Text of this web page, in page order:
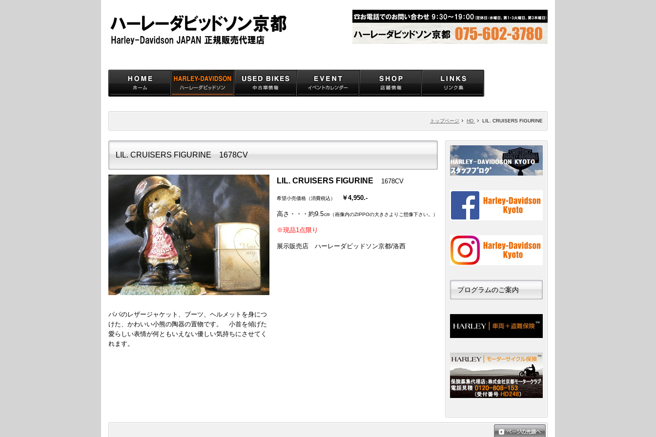
トップページ HD LIL. CRUISERS FIGURINE
LIL. CRUISERS FIGURINE 1678CV
LIL. CRUISERS FIGURINE 1678CV
希望小売価格（消費税込） ￥4,950.-
高さ・・・約9.5㎝ （画像内のZIPPOの大きさよりご想像下さい。）
※現品1点限り
展示販売店 ハーレーダビッドソン京都/洛西
パパのレザージャケット、ブーツ、ヘルメットを身につ
けた、かわいい小熊の陶器の置物です。 小首を傾げた
愛らしい表情が何ともいえない優しい気持ちにさせてく
れます。
プログラムのご案内